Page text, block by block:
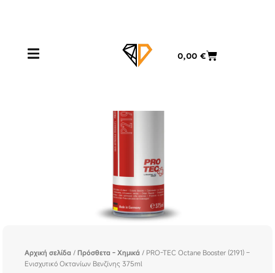
0,00 €Cart
Αρχική σελίδα /Πρόσθετα - Χημικά / PRO-TEC Octane Booster (2191) –
Ενισχυτικό Οκτανίων Βενζίνης 375ml